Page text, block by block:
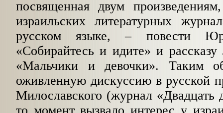
посвященная двум
израильских литературных
русском языке, – повести
«Собирайтесь и идите» и
«Мальчики и девочки». Таким
оживленную дискуссию в русской
Милославского (журнал